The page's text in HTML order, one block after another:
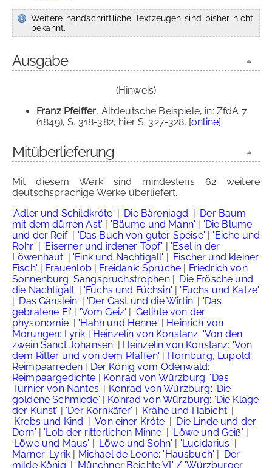
Weitere handschriftliche Textzeugen sind bisher nicht
bekannt.
Ausgabe
(Hinweis)
Franz Pfeiffer, Altdeutsche Beispiele, in: ZfdA 7
(1849), S. 318-382, hier S. 327-328. [online]
Mitüberlieferung
Mit diesem Werk sind mindestens 62 weitere
deutschsprachige Werke überliefert.
'Adler und Schildkröte' | 'Die Bärenjagd' | 'Der Baum
mit dem dürren Ast' | 'Bäume und Mann' | 'Die Blume
und der Reif' | 'Das Buch von guter Speise' | 'Eiche und
Rohr' | 'Eiserner und irdener Topf' | 'Esel in der
Löwenhaut' | 'Fink und Nachtigall' | 'Fischer und kleiner
Fisch' | Frauenlob| Freidank: Sprüche | Friedrich von
Sonnenburg: Sangspruchstrophen| 'Die Frösche und
die Nachtigall' | 'Fuchs und Füchsin' | 'Fuchs und Katze'
| 'Das Gänslein' | 'Der Gast und die Wirtin' | 'Das
gebratene Ei' | 'Vom Geiz' | 'Getihte von der
physonomie' | 'Hahn und Henne' | Heinrich von
Morungen: Lyrik | Heinzelin von Konstanz: 'Von den
zwein Sanct Johansen' | Heinzelin von Konstanz: 'Von
dem Ritter und von dem Pfaffen' | Hornburg, Lupold:
Reimpaarreden | Der König vom Odenwald:
Reimpaargedichte | Konrad von Würzburg: 'Das
Turnier von Nantes' | Konrad von Würzburg: 'Die
goldene Schmiede' | Konrad von Würzburg: 'Die Klage
der Kunst' | 'Der Kornkäfer' | 'Krähe und Habicht' |
'Krebs und Kind' | 'Von einer Kröte' | 'Die Linde und der
Dorn' | 'Lob der ritterlichen Minne' | 'Löwe und Geiß' |
'Löwe und Maus' | 'Löwe und Sohn' | 'Lucidarius' |
Marner: Lyrik | Michael de Leone: 'Hausbuch' | 'Der
milde König' | 'Münchner Beichte VI' / 'Würzburger